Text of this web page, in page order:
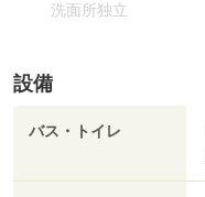
洗面所独立
設備
バス・トイレ